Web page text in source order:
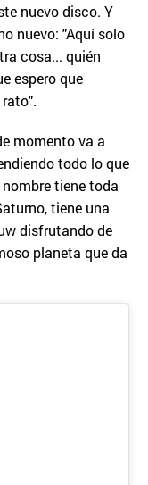
nuevo disco. Y
nuevo: "Aquí solo
cosa... quién
espero que
momento va a
todo lo que
tiene toda
tiene una
disfrutando de
planeta que da